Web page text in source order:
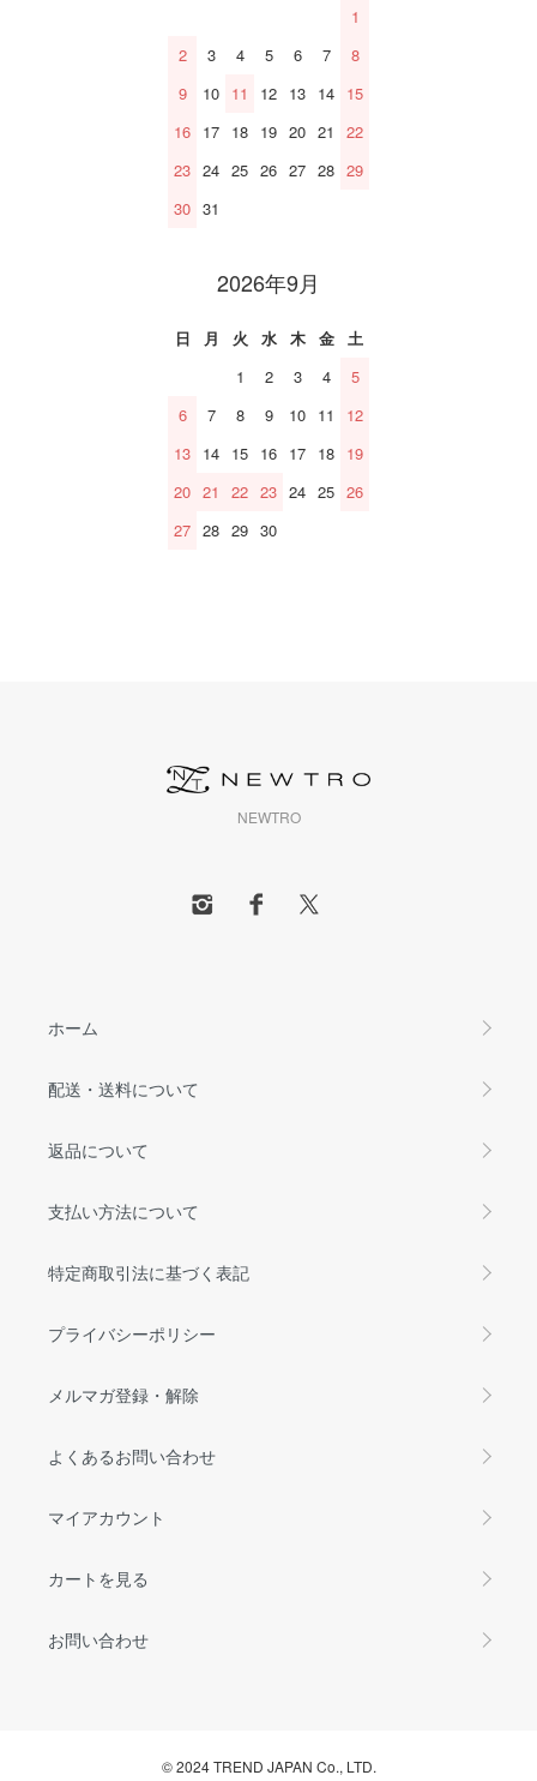
1
2
3 4 5 6 7
8
9
10 11 12 13 14 15
16 17 18 19 20 21
22
23 24 25 26 27 28 29
30 31
2026年9月
日 月 火 水 木 金
土
1
2 3 4
5
6
7 8 9 10 11
12
13 14 15 16 17 18 19
20 21 22 23 24 25 26
27 28 29 30
NEWTRO
ホーム
配送・送料について
返品について
支払い方法について
特定商取引法に基づく表記
プライバシーポリシー
メルマガ登録・解除
よくあるお問い合わせ
マイアカウント
カートを見る
お問い合わせ
© 2024 TREND JAPAN Co., LTD.